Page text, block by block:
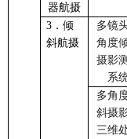
器航摄
3 ．倾
斜航摄
多镜
角度
摄影
系
多角
斜摄
三维